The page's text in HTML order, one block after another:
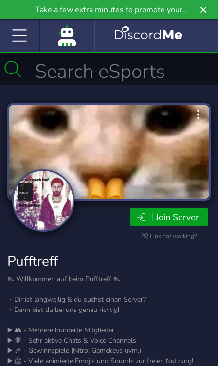
Take a few extra minutes to promote your
community even further on Griv.io, our newest
Join Server
Link not working?
Pufftreff
👠 Willkommen auf beim Pufftreff 👠
・Dir ist langweilig & du suchst einen Server?
・Dann bist du bei uns genau richtig!
▶️ 👥 - Mehrere hunderte Mitglieder
▶️ 💬 - Sehr aktive Chats & Voice Channels
▶️ 🎉 - Gewinnspiele (Nitro, Gamekeys uvm.)
▶️ 🥶 - Viele animierte Emojis und Sounds zur freien Nutzung!